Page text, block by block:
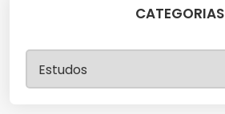
CATEGORIAS